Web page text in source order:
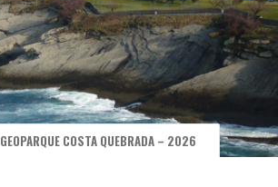
GEOPARQUE COSTA QUEBRADA – 2026